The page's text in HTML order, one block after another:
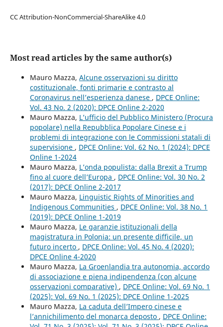
CC Attribution-NonCommercial-ShareAlike 4.0
Most read articles by the same author(s)
Mauro Mazza, Alcune osservazioni su diritto
costituzionale, fonti primarie e contrasto al
Coronavirus nell’esperienza danese , DPCE Online:
Vol. 43 No. 2 (2020): DPCE Online 2-2020
Mauro Mazza, L’ufficio del Pubblico Ministero (Procura
popolare) nella Repubblica Popolare Cinese e i
problemi di integrazione con le Commissioni statali di
supervisione , DPCE Online: Vol. 62 No. 1 (2024): DPCE
Online 1-2024
Mauro Mazza, L’onda populista: dalla Brexit a Trump
fino al cuore dell’Europa , DPCE Online: Vol. 30 No. 2
(2017): DPCE Online 2-2017
Mauro Mazza, Linguistic Rights of Minorities and
Indigenous Communities , DPCE Online: Vol. 38 No. 1
(2019): DPCE Online 1-2019
Mauro Mazza, Le garanzie istituzionali della
magistratura in Polonia: un presente difficile, un
futuro incerto , DPCE Online: Vol. 45 No. 4 (2020):
DPCE Online 4-2020
Mauro Mazza, La Groenlandia tra autonomia, accordo
di associazione e piena indipendenza (con alcune
osservazioni comparative) , DPCE Online: Vol. 69 No. 1
(2025): Vol. 69 No. 1 (2025): DPCE Online 1-2025
Mauro Mazza, La caduta dell’Impero cinese e
l’annichilimento del monarca deposto , DPCE Online: